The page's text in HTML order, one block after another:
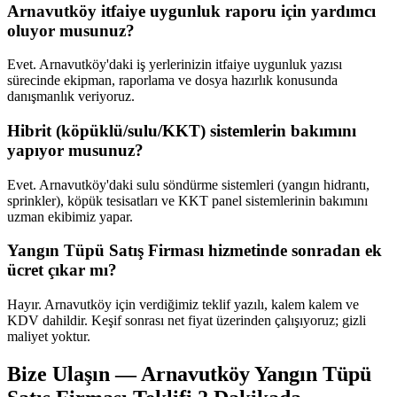
Arnavutköy itfaiye uygunluk raporu için yardımcı
oluyor musunuz?
Evet. Arnavutköy'daki iş yerlerinizin itfaiye uygunluk yazısı
sürecinde ekipman, raporlama ve dosya hazırlık konusunda
danışmanlık veriyoruz.
Hibrit (köpüklü/sulu/KKT) sistemlerin bakımını
yapıyor musunuz?
Evet. Arnavutköy'daki sulu söndürme sistemleri (yangın hidrantı,
sprinkler), köpük tesisatları ve KKT panel sistemlerinin bakımını
uzman ekibimiz yapar.
Yangın Tüpü Satış Firması hizmetinde sonradan ek
ücret çıkar mı?
Hayır. Arnavutköy için verdiğimiz teklif yazılı, kalem kalem ve
KDV dahildir. Keşif sonrası net fiyat üzerinden çalışıyoruz; gizli
maliyet yoktur.
Bize Ulaşın — Arnavutköy Yangın Tüpü